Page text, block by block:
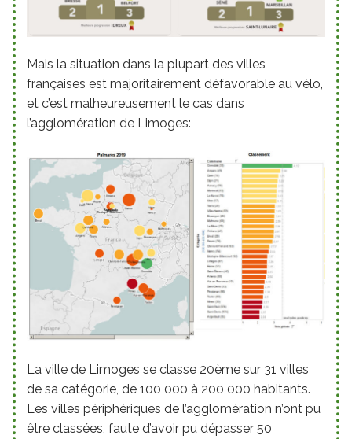
Mais la situation dans la plupart des villes
françaises est majoritairement défavorable au vélo,
et c’est malheureusement le cas dans
l’agglomération de Limoges:
La ville de Limoges se classe 20ème sur 31 villes
de sa catégorie, de 100 000 à 200 000 habitants.
Les villes périphériques de l’agglomération n’ont pu
être classées, faute d’avoir pu dépasser 50